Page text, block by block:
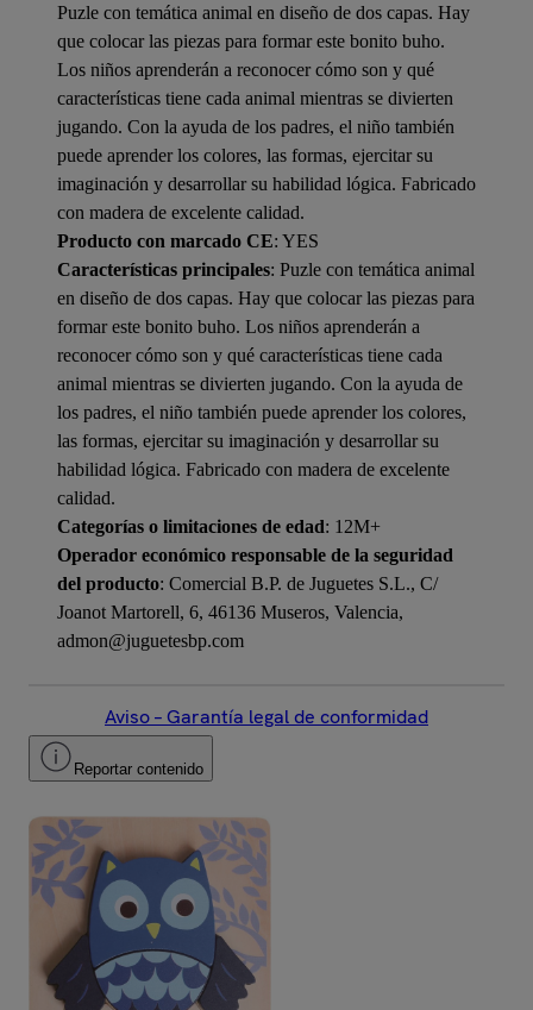
Puzle con temática animal en diseño de dos capas. Hay
que colocar las piezas para formar este bonito buho.
Los niños aprenderán a reconocer cómo son y qué
características tiene cada animal mientras se divierten
jugando. Con la ayuda de los padres, el niño también
puede aprender los colores, las formas, ejercitar su
imaginación y desarrollar su habilidad lógica. Fabricado
con madera de excelente calidad.
Producto con marcado CE: YES
Características principales: Puzle con temática animal
en diseño de dos capas. Hay que colocar las piezas para
formar este bonito buho. Los niños aprenderán a
reconocer cómo son y qué características tiene cada
animal mientras se divierten jugando. Con la ayuda de
los padres, el niño también puede aprender los colores,
las formas, ejercitar su imaginación y desarrollar su
habilidad lógica. Fabricado con madera de excelente
calidad.
Categorías o limitaciones de edad: 12M+
Operador económico responsable de la seguridad
del producto: Comercial B.P. de Juguetes S.L., C/
Joanot Martorell, 6, 46136 Museros, Valencia,
admon@juguetesbp.com
Aviso – Garantía legal de conformidad
Reportar contenido